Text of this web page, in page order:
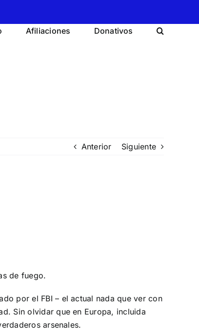
Afiliaciones Donativos
Anterior Siguiente
de fuego.
por el FBI – el actual nada que ver con
Sin olvidar que en Europa, incluida
arsenales.